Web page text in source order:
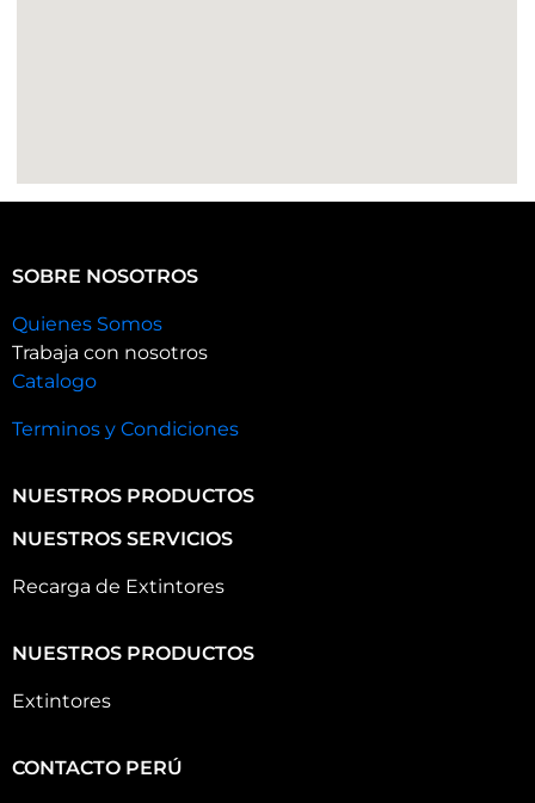
SOBRE NOSOTROS
Quienes Somos
Trabaja con nosotros
Catalogo
Terminos y Condiciones
NUESTROS PRODUCTOS
NUESTROS SERVICIOS
Recarga de Extintores
NUESTROS PRODUCTOS
Extintores
CONTACTO PERÚ